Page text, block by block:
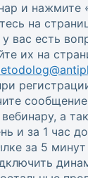
и нажмите
на
у вас есть
их на
а
и за 1 час
за 5